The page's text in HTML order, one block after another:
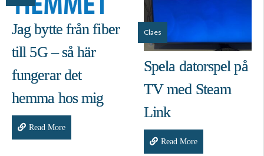
Jag bytte från fiber
till 5G – så här
fungerar det
hemma hos mig
Read More
Claes
Spela datorspel på
TV med Steam
Link
Read More